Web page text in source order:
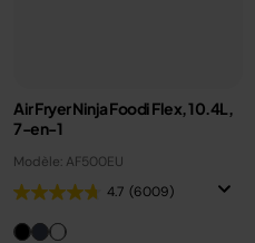
Air Fryer Ninja Foodi Flex, 10.4L,
7-en-1
Modèle: AF500EU
4.7 (6009)